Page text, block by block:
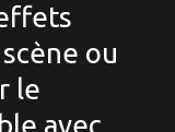
ou
le
avec